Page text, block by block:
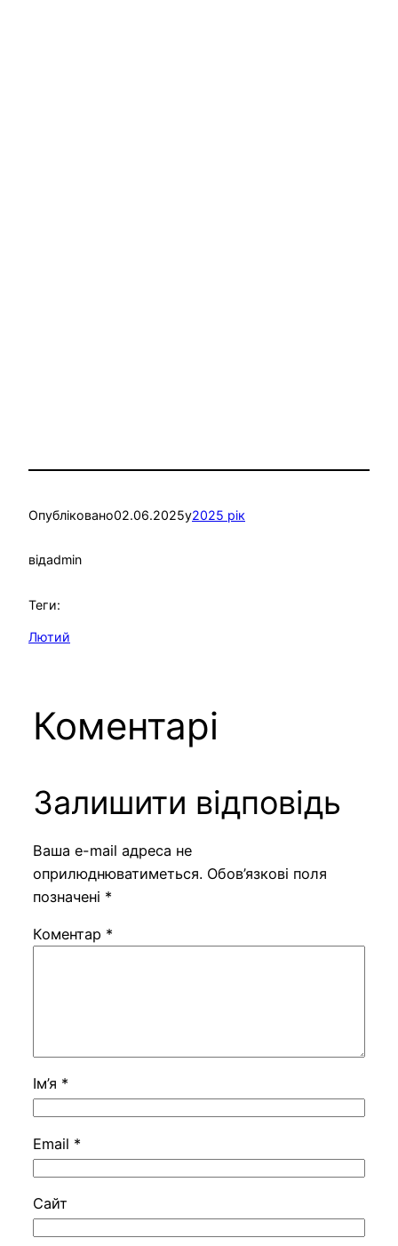
Опубліковано02.06.2025у2025 рік
відadmin
Теги:
Лютий
Коментарі
Залишити відповідь
Ваша e-mail адреса не
оприлюднюватиметься. Обов’язкові поля
позначені *
Коментар *
Ім’я *
Email *
Сайт